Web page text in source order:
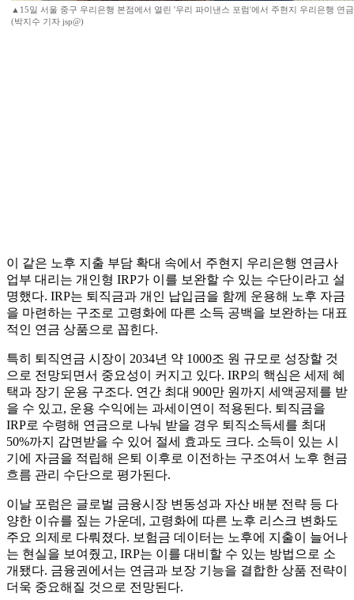
▲15일 서울 중구 우리은행 본점에서 열린 '우리 파이낸스 포럼'에서 주현지 우리은행 연
(박지수 기자 jsp@)
이 같은 노후 지출 부담 확대 속에서 주현지 우리은행 연금사
업부 대리는 개인형 IRP가 이를 보완할 수 있는 수단이라고 설
명했다. IRP는 퇴직금과 개인 납입금을 함께 운용해 노후 자금
을 마련하는 구조로 고령화에 따른 소득 공백을 보완하는 대표
적인 연금 상품으로 꼽힌다.
특히 퇴직연금 시장이 2034년 약 1000조 원 규모로 성장할 것
으로 전망되면서 중요성이 커지고 있다. IRP의 핵심은 세제 혜
택과 장기 운용 구조다. 연간 최대 900만 원까지 세액공제를 받
을 수 있고, 운용 수익에는 과세이연이 적용된다. 퇴직금을
IRP로 수령해 연금으로 나눠 받을 경우 퇴직소득세를 최대
50%까지 감면받을 수 있어 절세 효과도 크다. 소득이 있는 시
기에 자금을 적립해 은퇴 이후로 이전하는 구조여서 노후 현금
흐름 관리 수단으로 평가된다.
이날 포럼은 글로벌 금융시장 변동성과 자산 배분 전략 등 다
양한 이슈를 짚는 가운데, 고령화에 따른 노후 리스크 변화도
주요 의제로 다뤄졌다. 보험금 데이터는 노후에 지출이 늘어나
는 현실을 보여줬고, IRP는 이를 대비할 수 있는 방법으로 소
개됐다. 금융권에서는 연금과 보장 기능을 결합한 상품 전략이
더욱 중요해질 것으로 전망된다.